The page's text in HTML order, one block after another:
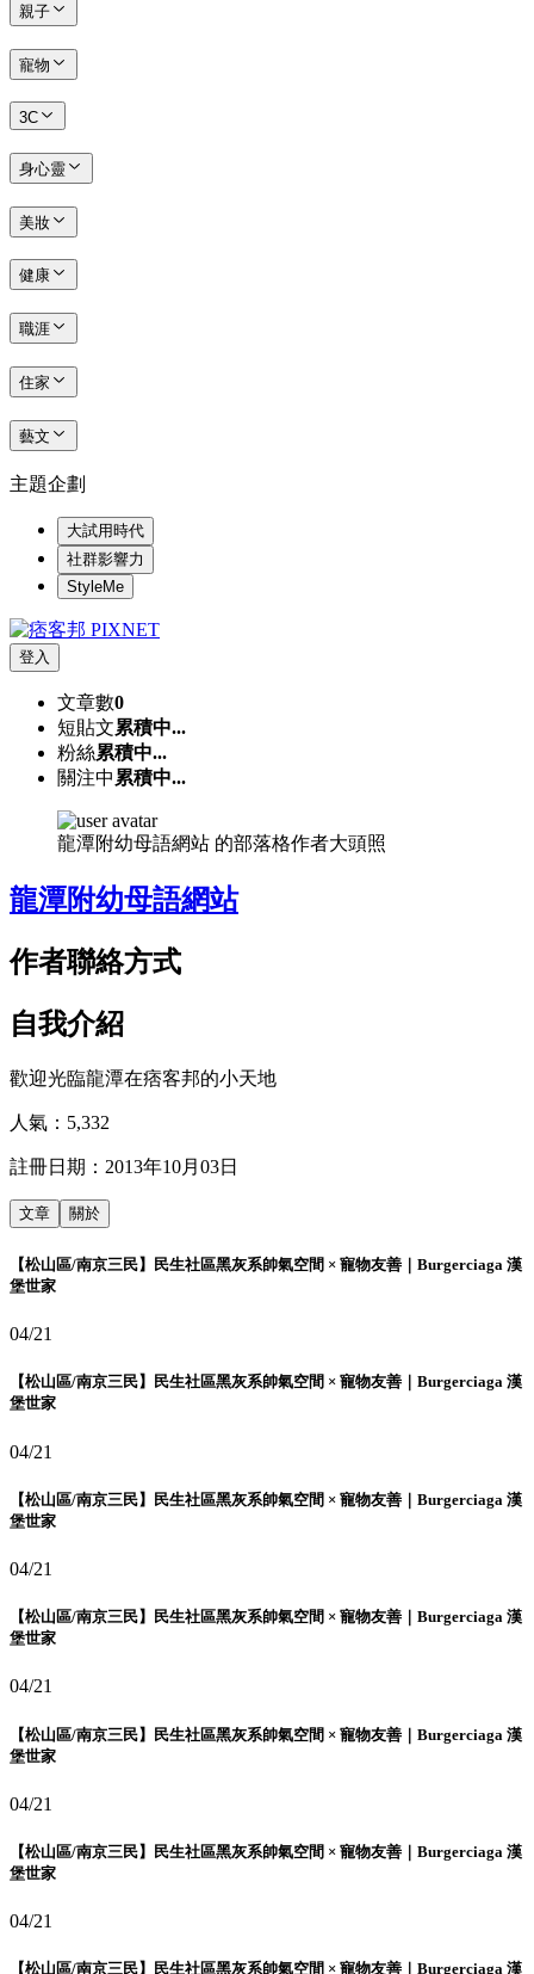
親子
寵物
3C
身心靈
美妝
健康
職涯
住家
藝文
主題企劃
大試用時代
社群影響力
StyleMe
登入
文章數0
短貼文累積中...
粉絲累積中...
關注中 累積中...
龍潭附幼母語網站 的部落格作者大頭照
龍潭附幼母語網站
作者聯絡方式
自我介紹
歡迎光臨龍潭在痞客邦的小天地
人氣： 5,332
註冊日期： 2013年10月03日
文章 關於
【松山區/南京三民】民生社區黑灰系帥氣空間 × 寵物友善｜Burgerciaga 漢
堡世家
04/21
【松山區/南京三民】民生社區黑灰系帥氣空間 × 寵物友善｜Burgerciaga 漢
堡世家
04/21
【松山區/南京三民】民生社區黑灰系帥氣空間 × 寵物友善｜Burgerciaga 漢
堡世家
04/21
【松山區/南京三民】民生社區黑灰系帥氣空間 × 寵物友善｜Burgerciaga 漢
堡世家
04/21
【松山區/南京三民】民生社區黑灰系帥氣空間 × 寵物友善｜Burgerciaga 漢
堡世家
04/21
【松山區/南京三民】民生社區黑灰系帥氣空間 × 寵物友善｜Burgerciaga 漢
堡世家
04/21
【松山區/南京三民】民生社區黑灰系帥氣空間 × 寵物友善｜Burgerciaga 漢